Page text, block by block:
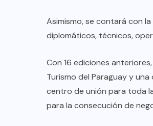
Asimismo, se contará con
diplomáticos, técnicos,
Con 16 ediciones
Turismo del Paraguay y
centro de unión para toda
para la consecución de
COLABORADORES